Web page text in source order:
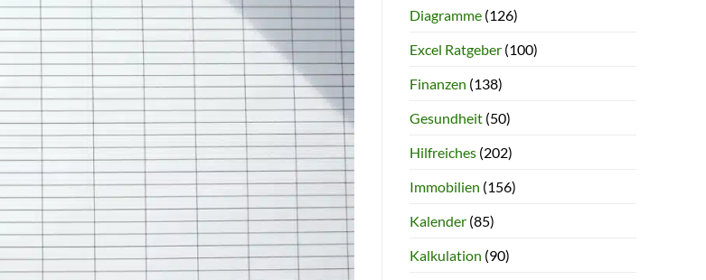
Diagramme(126)
Excel Ratgeber(100)
Finanzen (138)
Gesundheit(50)
Hilfreiches(202)
Immobilien (156)
Kalender(85)
Kalkulation (90)